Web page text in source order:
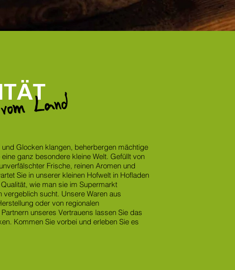
Land
und Glocken klangen, beherbergen mächtige
ganz besondere kleine Welt. Gefüllt von
Frische, reinen Aromen und
Sie in unserer kleinen Hofwelt in Hofladen
wie man sie im Supermarkt
vergeblich sucht. Unsere Waren aus
oder von regionalen
unseres Vertrauens lassen Sie das
Kommen Sie vorbei und erleben Sie es